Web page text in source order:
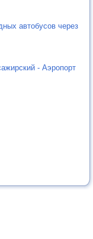
автобусов через
- Аэропорт